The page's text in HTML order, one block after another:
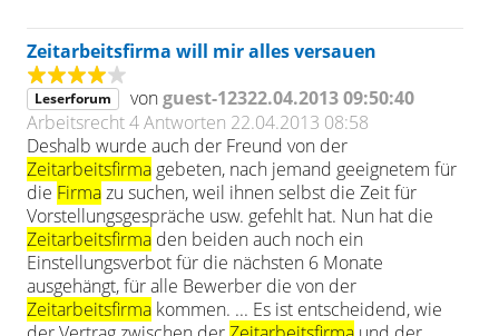
Zeitarbeitsfirma will mir alles versauen
Leserforum von guest-12322.04.2013 09:50:40
Arbeitsrecht4 Antworten 22.04.2013 08:58
Deshalb wurde auch der Freund von der
Zeitarbeitsfirma gebeten, nach jemand geeignetem für
die Firmazu suchen, weil ihnen selbst die Zeit für
Vorstellungsgespräche usw. gefehlt hat. Nun hat die
Zeitarbeitsfirma den beiden auch noch ein
Einstellungsverbot für die nächsten 6 Monate
ausgehängt, für alle Bewerber die von der
Zeitarbeitsfirma kommen. ... Es ist entscheidend, wie